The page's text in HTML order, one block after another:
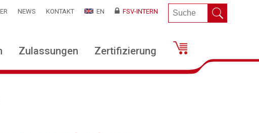
NEWS KONTAKT EN FSV-INTERN
Zulassungen Zertifizierung